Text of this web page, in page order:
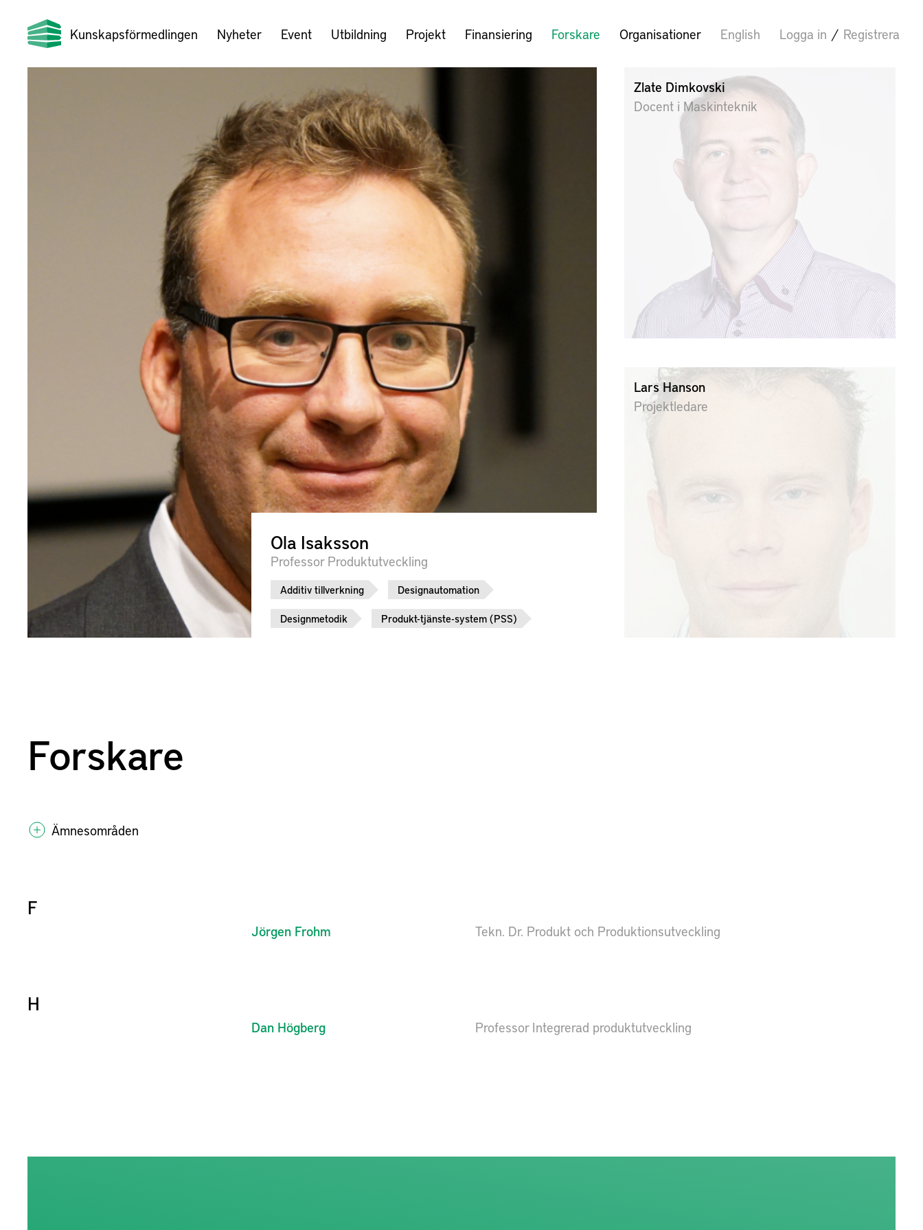
Kunskapsförmedlingen Nyheter Event Utbildning Projekt Finansiering Forskare Organisationer English Logga in / Registrera
Ola Isaksson
Professor Produktutveckling
Additiv tillverkning Designautomation
Designmetodik Produkt-tjänste-system (PSS)
Zlate Dimkovski
Docent i Maskinteknik
Lars Hanson
Projektledare
Forskare
Ämnesområden
F
Jörgen Frohm Tekn. Dr. Produkt och Produktionsutveckling
H
Dan Högberg Professor Integrerad produktutveckling